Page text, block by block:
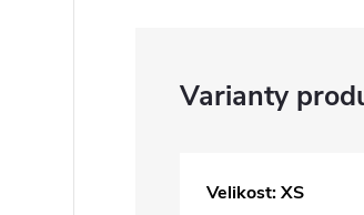
Velikost: XS